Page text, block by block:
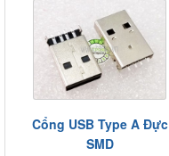
Cổng USB Type A Đực
SMD